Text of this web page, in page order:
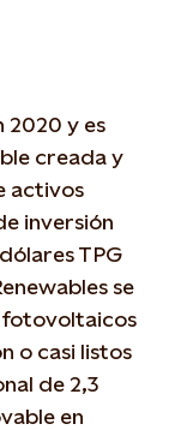
2020 y es
creada y
activos
inversión
TPG
se
fotovoltaicos
o casi listos
de 2,3
en